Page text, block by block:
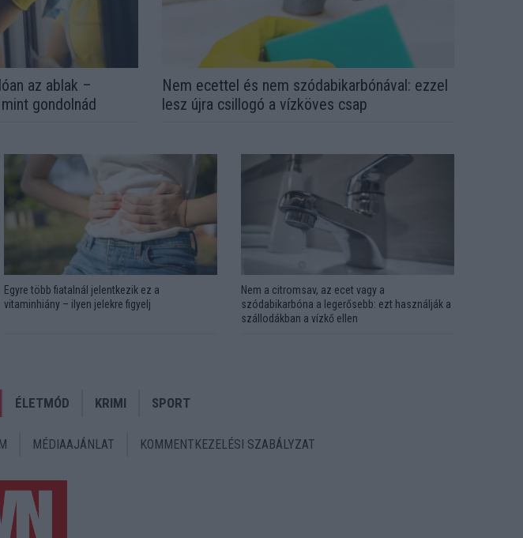
az ablak –
gondolnád
Nem ecettel és nem szódabikarbónával: ezzel
lesz újra csillogó a vízköves csap
Egyre több fiatalnál jelentkezik ez a
vitaminhiány – ilyen jelekre figyelj
Nem a citromsav, az ecet vagy a
szódabikarbóna a legerősebb: ezt használják a
szállodákban a vízkő ellen
ÉLETMÓD KRIMI SPORT
MÉDIAAJÁNLAT KOMMENTKEZELÉSI SZABÁLYZAT